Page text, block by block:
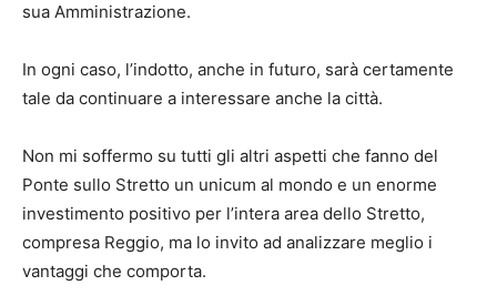
sua Amministrazione.
In ogni caso, l’indotto, anche in futuro, sarà certamente
tale da continuare a interessare anche la città.
Non mi soffermo su tutti gli altri aspetti che fanno del
Ponte sullo Stretto un unicum al mondo e un enorme
investimento positivo per l’intera area dello Stretto,
compresa Reggio, ma lo invito ad analizzare meglio i
vantaggi che comporta.